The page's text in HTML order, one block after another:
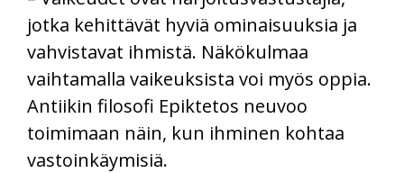
jotka kehittävät hyviä ominaisuuksia ja
vahvistavat ihmistä. Näkökulmaa
vaihtamalla vaikeuksista voi myös oppia.
Antiikin filosofi Epiktetos neuvoo
toimimaan näin, kun ihminen kohtaa
vastoinkäymisiä.